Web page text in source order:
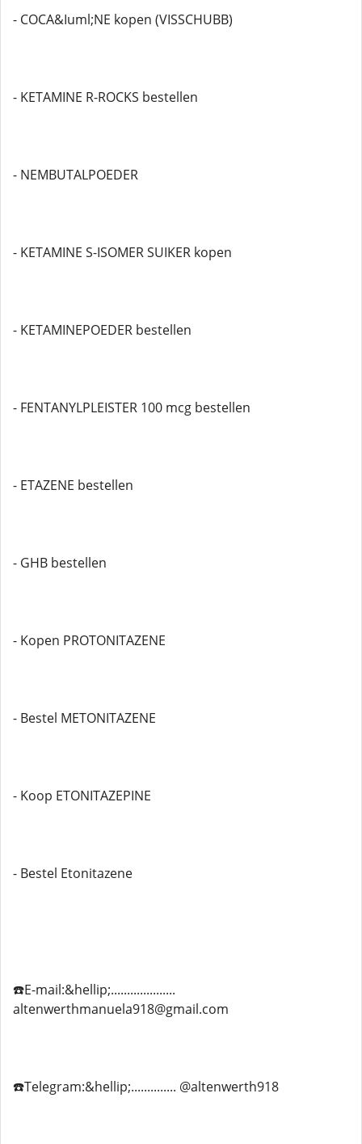
- COCA&Iuml;NE kopen (VISSCHUBB)
- KETAMINE R-ROCKS bestellen
- NEMBUTALPOEDER
- KETAMINE S-ISOMER SUIKER kopen
- KETAMINEPOEDER bestellen
- FENTANYLPLEISTER 100 mcg bestellen
- ETAZENE bestellen
- GHB bestellen
- Kopen PROTONITAZENE
- Bestel METONITAZENE
- Koop ETONITAZEPINE
- Bestel Etonitazene
☎️E-mail:&hellip;....................
altenwerthmanuela918@gmail.com
☎️Telegram:&hellip;.............. @altenwerth918